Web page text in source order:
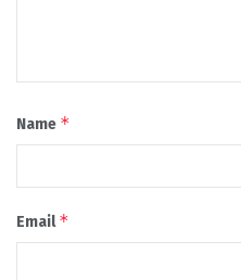
Name *
Email*